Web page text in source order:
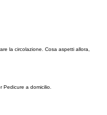
la circolazione. Cosa aspetti allora,
a domicilio.